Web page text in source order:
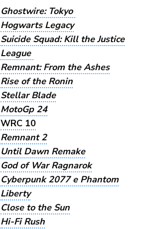
Ghostwire: Tokyo
Hogwarts Legacy
Suicide Squad: Kill the Justice
League
Remnant: From the Ashes
Rise of the Ronin
Stellar Blade
MotoGp 24
WRC 10
Remnant 2
Until Dawn Remake
God of War Ragnarok
Cyberpunk 2077 e Phantom
Liberty
Close to the Sun
Hi-Fi Rush